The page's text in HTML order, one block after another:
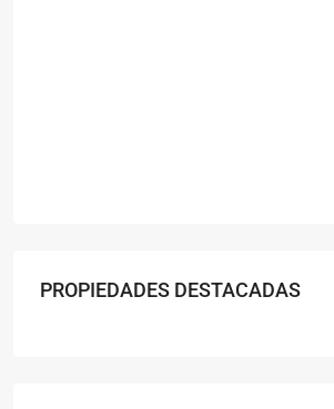
PROPIEDADES DESTACADAS